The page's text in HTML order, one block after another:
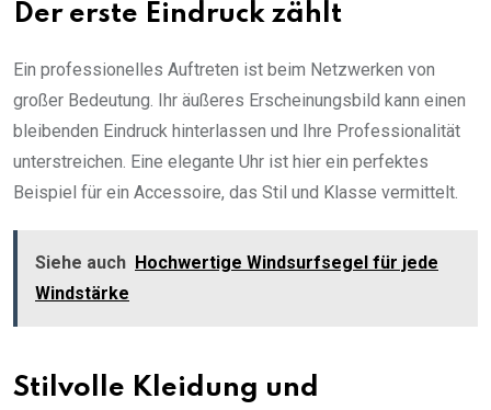
Der erste Eindruck zählt
Ein professionelles Auftreten ist beim Netzwerken von
großer Bedeutung. Ihr äußeres Erscheinungsbild kann einen
bleibenden Eindruck hinterlassen und Ihre Professionalität
unterstreichen. Eine elegante Uhr ist hier ein perfektes
Beispiel für ein Accessoire, das Stil und Klasse vermittelt.
Siehe auch Hochwertige Windsurfsegel für jede
Windstärke
Stilvolle Kleidung und